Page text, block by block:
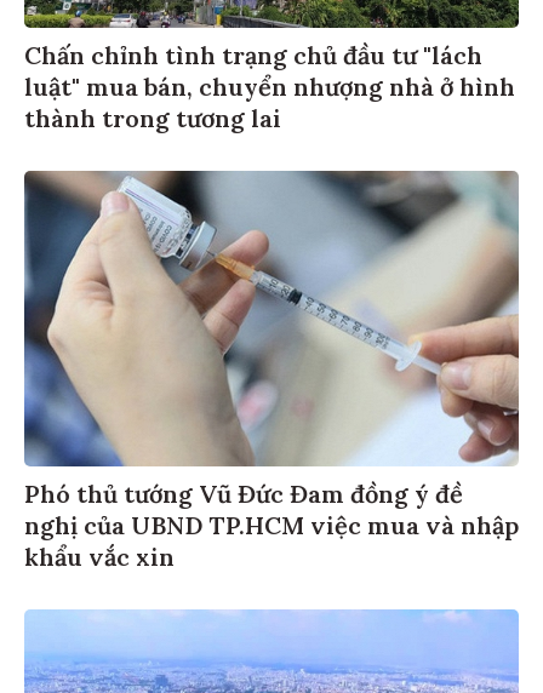
Chấn chỉnh tình trạng chủ đầu tư "lách
luật" mua bán, chuyển nhượng nhà ở hình
thành trong tương lai
Phó thủ tướng Vũ Đức Đam đồng ý đề
nghị của UBND TP.HCM việc mua và nhập
khẩu vắc xin